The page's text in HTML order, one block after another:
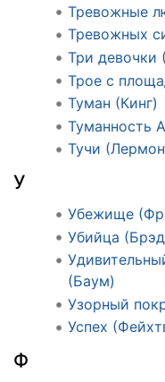
Тревожные
Тревожных
Три девочки
Трое с
Туман (Кинг)
Туманность
Тучи
У
Убежище
Убийца
(Баум)
Узорный
Успех
Ф